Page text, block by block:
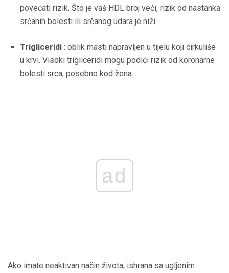
povećati rizik. Što je vaš HDL broj veći, rizik od nastanka
srčanih bolesti ili srčanog udara je niži.
Trigliceridi : oblik masti napravljen u tijelu koji cirkuliše
u krvi. Visoki trigliceridi mogu podići rizik od koronarne
bolesti srca, posebno kod žena.
ad
Ako imate neaktivan način života, ishrana sa ugljenim